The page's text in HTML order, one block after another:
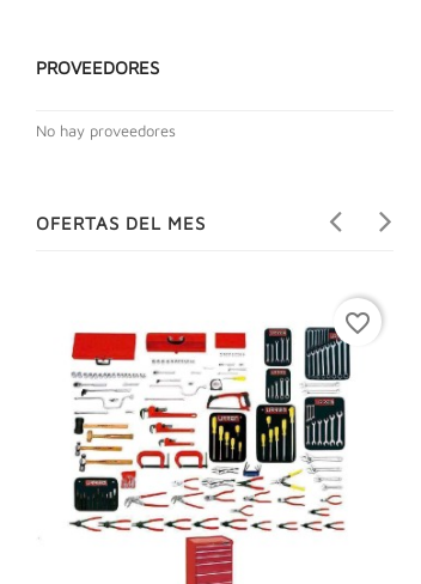
PROVEEDORES
No hay proveedores
OFERTAS DEL MES
favorite_border